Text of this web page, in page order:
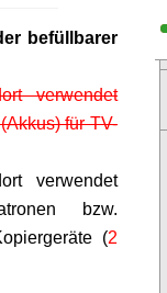
befüllbarer
verwendet
für TV-
verwendet
bzw.
(2